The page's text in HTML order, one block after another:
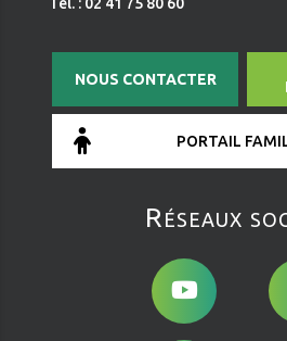
NOUS CONTACTER
PORTAIL
Réseaux